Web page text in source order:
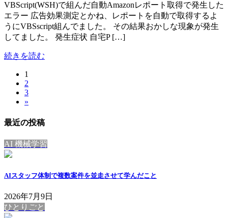
VBScript(WSH)で組んだ自動Amazonレポート取得で発生した
エラー 広告効果測定とかね、レポートを自動で取得するよ
うにVBSscript組んでました。 その結果おかしな現象が発生
してました。 発生症状 自宅P […]
続きを読む
ペ
ー
ジ
送
り
固
定
ペ
ー
ジ
1
固
定
ペ
ジ
2
固
定
ー
3
»
最近の投稿
AI 機械学習
AIスタッフ体制で複数案件を並走させて学んだこと
2026年7月9日
ひとりごと